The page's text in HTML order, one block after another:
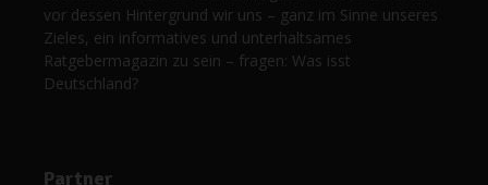
vor dessen Hintergrund wir uns – ganz im Sinne unseres
Zieles, ein informatives und unterhaltsames
Ratgebermagazin zu sein – fragen: Was isst
Deutschland?
Partner